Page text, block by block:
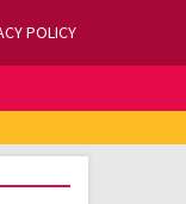
POLICY